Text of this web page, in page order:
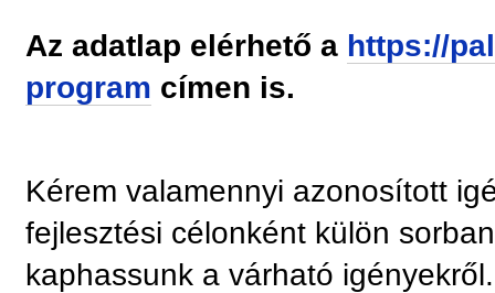
Az adatlap elérhető a https://
program címen is.
Kérem valamennyi azonosított
fejlesztési célonként külön
kaphassunk a várható igényekről.